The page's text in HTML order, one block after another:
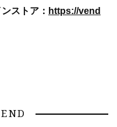
ストア： https://vend